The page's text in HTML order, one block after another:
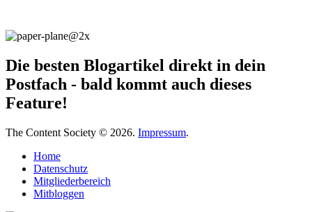
Die besten Blogartikel direkt in dein
Postfach - bald kommt auch dieses
Feature!
The Content Society © 2026. Impressum.
Home
Datenschutz
Mitgliederbereich
Mitbloggen